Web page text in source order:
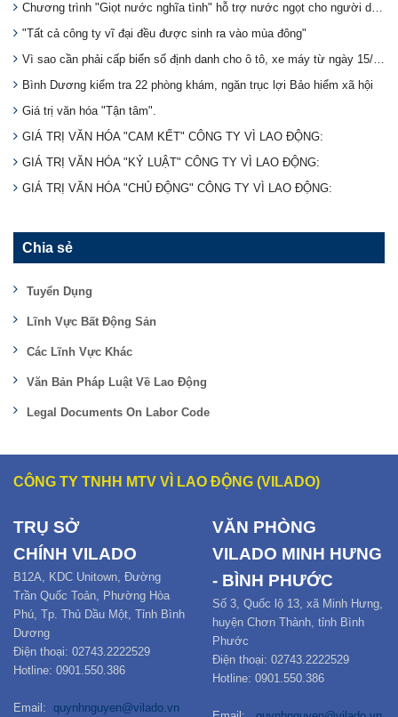
Chương trình "Giọt nước nghĩa tình" hỗ trợ nước ngọt cho người dân vùng hạn mặn.
"Tất cả công ty vĩ đại đều được sinh ra vào mùa đông"
Vì sao cần phải cấp biển số định danh cho ô tô, xe máy từ ngày 15/8?
Bình Dương kiểm tra 22 phòng khám, ngăn trục lợi Bảo hiểm xã hội
Giá trị văn hóa "Tận tâm".
GIÁ TRỊ VĂN HÓA "CAM KẾT" CÔNG TY VÌ LAO ĐỘNG:
GIÁ TRỊ VĂN HÓA "KỶ LUẬT" CÔNG TY VÌ LAO ĐỘNG:
GIÁ TRỊ VĂN HÓA "CHỦ ĐỘNG" CÔNG TY VÌ LAO ĐỘNG:
Chia sẻ
Tuyển Dụng
Lĩnh Vực Bất Động Sản
Các Lĩnh Vực Khác
Văn Bản Pháp Luật Về Lao Động
Legal Documents On Labor Code
CÔNG TY TNHH MTV VÌ LAO ĐỘNG (VILADO)
TRỤ SỞ
CHÍNH VILADO
B12A, KDC Unitown, Đường
Trần Quốc Toản, Phường Hòa
Phú, Tp. Thủ Dầu Một, Tỉnh Bình
Dương
Điện thoại: 02743.2222529
Hotline: 0901.550.386
Email: quynhnguyen@vilado.vn
VĂN PHÒNG
VILADO MINH HƯNG
- BÌNH PHƯỚC
Số 3, Quốc lộ 13, xã Minh Hưng,
huyện Chơn Thành, tỉnh Bình
Phước
Điện thoại: 02743.2222529
Hotline: 0901.550.386